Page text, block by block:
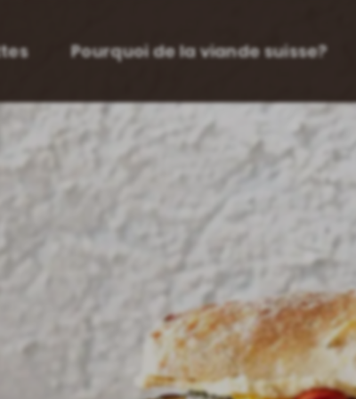
Pourquoi de la viande suisse?